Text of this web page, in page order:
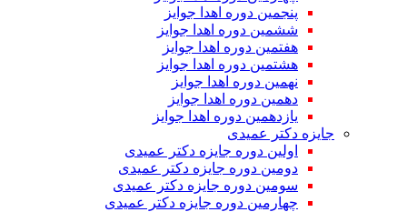
پنجمین دوره اهدا جوایز
ششمین دوره اهدا جوایز
هفتمین دوره اهدا جوایز
هشتمین دوره اهدا جوایز
نهمین دوره اهدا جوایز
دهمین دوره اهدا جوایز
یازدهمین دوره اهدا جوایز
جایزه دکتر عمیدی
اولین دوره جایزه دکتر عمیدی
دومین دوره جایزه دکتر عمیدی
سومین دوره جایزه دکتر عمیدی
چهارمین دوره جایزه دکتر عمیدی